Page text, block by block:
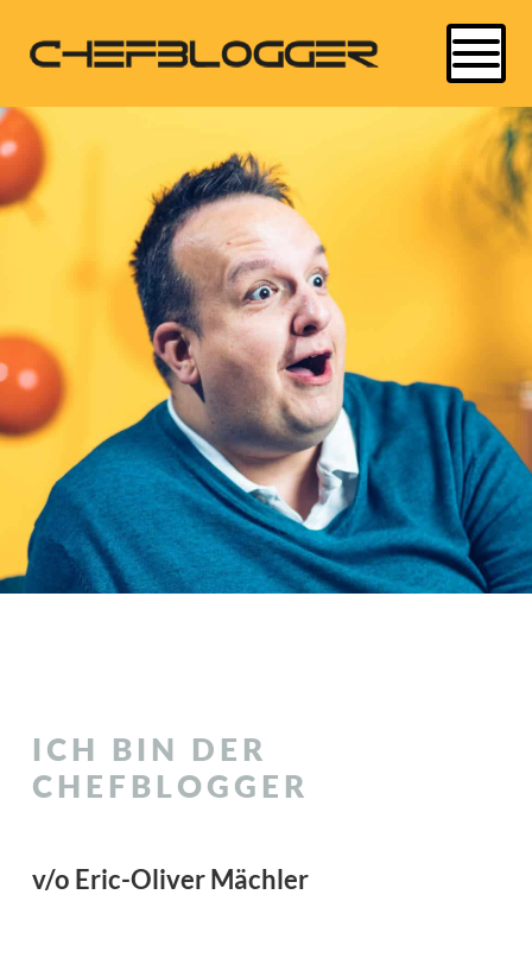
ICH BIN DER
CHEFBLOGGER
v/o Eric-Oliver Mächler